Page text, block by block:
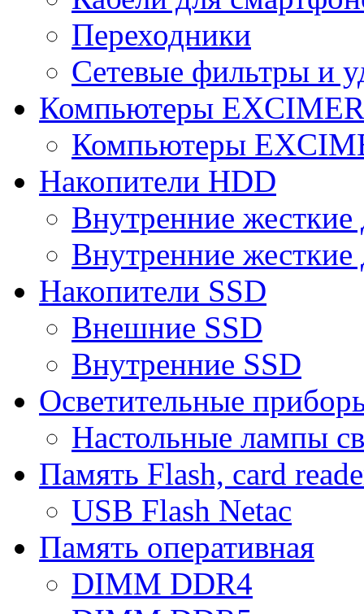
Переходники
Сетевые фильтры и
Компьютеры
Компьютеры
Накопители HDD
Внутренние
Внутренние
Накопители SSD
Внешние SSD
Внутренние SSD
Осветительные
Настольные лампы
Память Flash, card
USB Flash Netac
Память оперативная
DIMM DDR4